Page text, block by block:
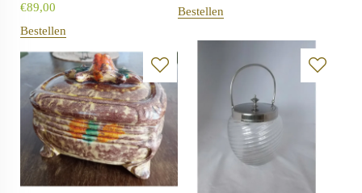
€89,00
Bestellen
Bestellen